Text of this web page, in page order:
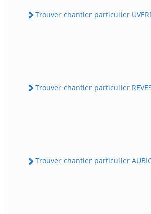
Trouver chantier particulier
Trouver chantier particulier
Trouver chantier particulier